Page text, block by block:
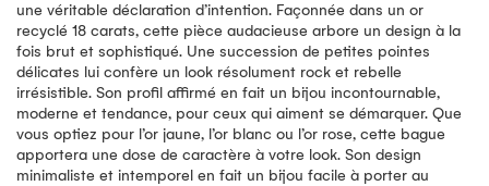
une véritable déclaration d’intention. Façonnée dans un or
recyclé 18 carats, cette pièce audacieuse arbore un design à la
fois brut et sophistiqué. Une succession de petites pointes
délicates lui confère un look résolument rock et rebelle
irrésistible. Son profil affirmé en fait un bijou incontournable,
moderne et tendance, pour ceux qui aiment se démarquer. Que
vous optiez pour l’or jaune, l’or blanc ou l’or rose, cette bague
apportera une dose de caractère à votre look. Son design
minimaliste et intemporel en fait un bijou facile à porter au